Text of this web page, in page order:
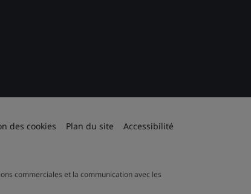
des cookies Plan du site Accessibilité
commerciales et la communication avec les